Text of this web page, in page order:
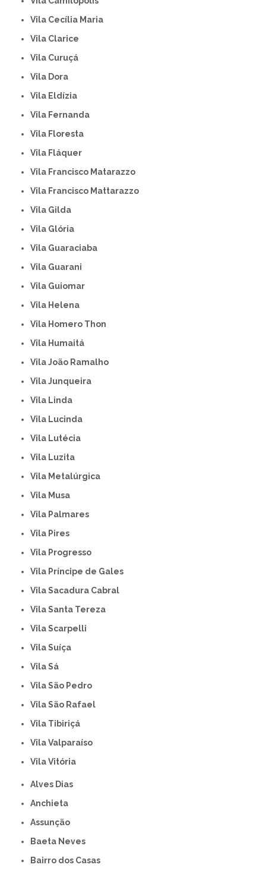
Vila Cecília Maria
Vila Clarice
Vila Curuçá
Vila Dora
Vila Eldízia
Vila Fernanda
Vila Floresta
Vila Fláquer
Vila Francisco Matarazzo
Vila Francisco Mattarazzo
Vila Gilda
Vila Glória
Vila Guaraciaba
Vila Guarani
Vila Guiomar
Vila Helena
Vila Homero Thon
Vila Humaitá
Vila João Ramalho
Vila Junqueira
Vila Linda
Vila Lucinda
Vila Lutécia
Vila Luzita
Vila Metalúrgica
Vila Musa
Vila Palmares
Vila Pires
Vila Progresso
Vila Príncipe de Gales
Vila Sacadura Cabral
Vila Santa Tereza
Vila Scarpelli
Vila Suíça
Vila Sá
Vila São Pedro
Vila São Rafael
Vila Tibiriçá
Vila Valparaíso
Vila Vitória
Alves Dias
Anchieta
Assunção
Baeta Neves
Bairro dos Casas